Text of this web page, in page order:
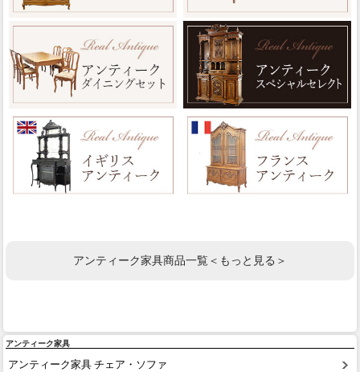
アンティーク家具商品一覧＜もっと見る＞
アンティーク家具
アンティーク家具 チェア・ソファ